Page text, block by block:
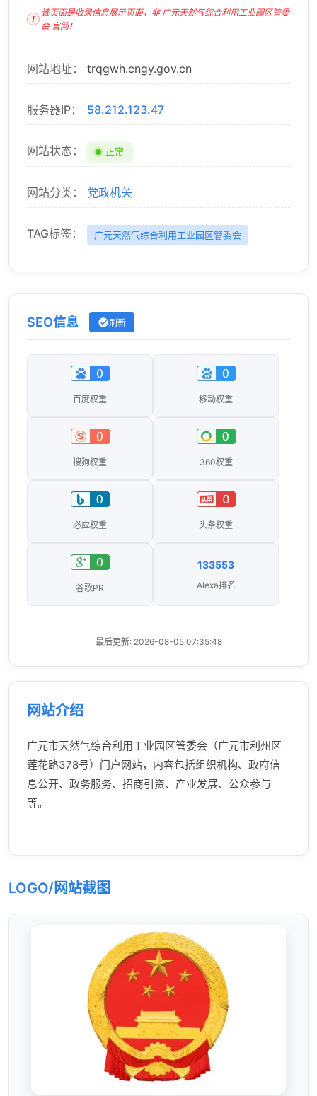
该页面是收录信息展示页面，非 广元天然气综合利用工业园区管委
会 官网！
网站地址： trqgwh.cngy.gov.cn
服务器IP： 58.212.123.47
网站状态： 正常
网站分类： 党政机关
TAG标签： 广元天然气综合利用工业园区管委会
SEO信息 刷新
百度权重 移动权重
搜狗权重 360权重
必应权重 头条权重
谷歌PR
133553
Alexa排名
最后更新: 2026-08-05 07:35:48
网站介绍
广元市天然气综合利用工业园区管委会（广元市利州区
莲花路378号）门户网站，内容包括组织机构、政府信
息公开、政务服务、招商引资、产业发展、公众参与
等。
LOGO/网站截图